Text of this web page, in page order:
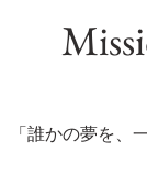
「誰かの夢を、